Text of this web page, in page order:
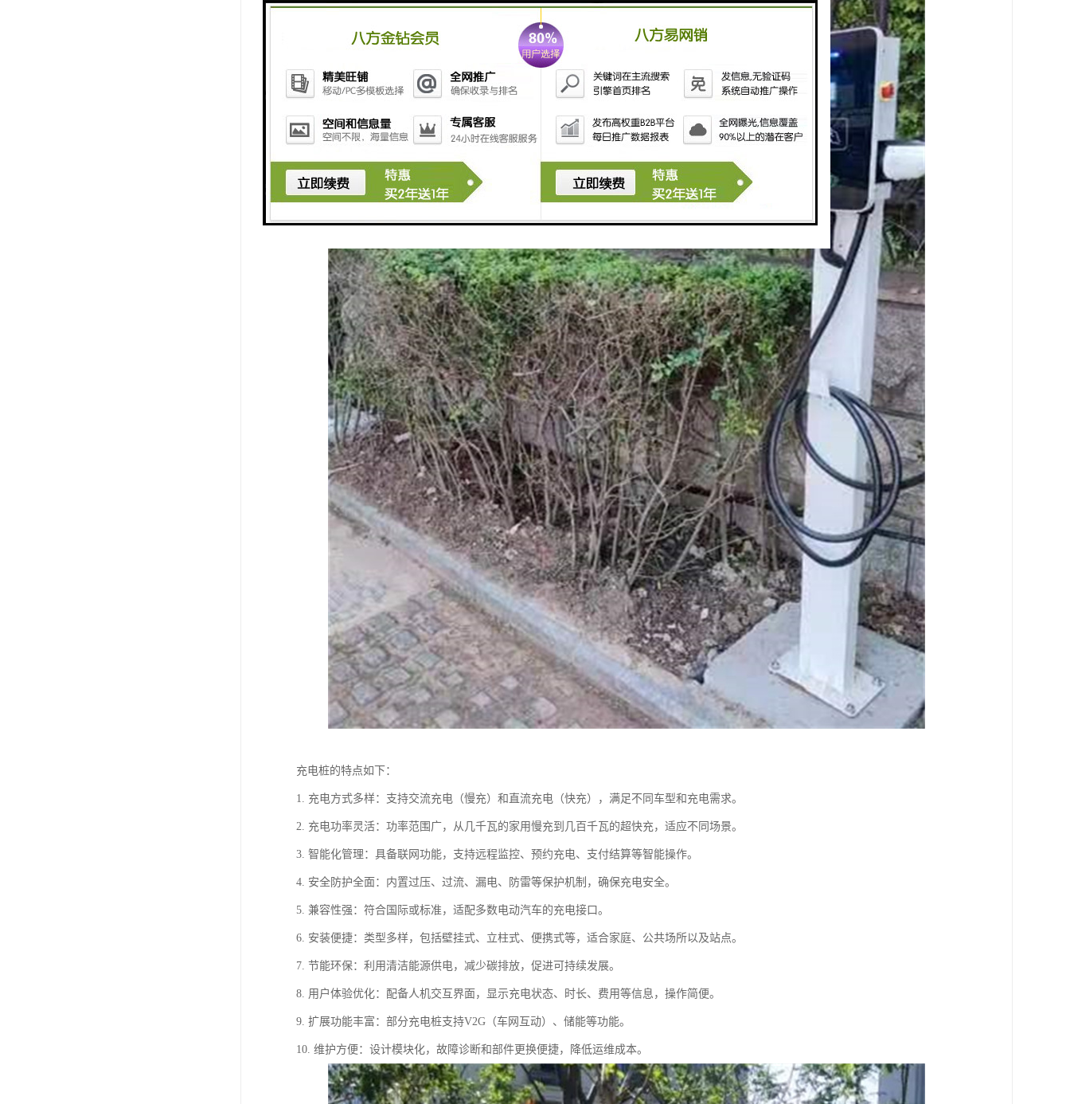
充电桩的特点如下：
1. 充电方式多样：支持交流充电（慢充）和直流充电（快充），满足不同车型和充电需求。
2. 充电功率灵活：功率范围广，从几千瓦的家用慢充到几百千瓦的超快充，适应不同场景。
3. 智能化管理：具备联网功能，支持远程监控、预约充电、支付结算等智能操作。
4. 安全防护全面：内置过压、过流、漏电、防雷等保护机制，确保充电安全。
5. 兼容性强：符合国际或标准，适配多数电动汽车的充电接口。
6. 安装便捷：类型多样，包括壁挂式、立柱式、便携式等，适合家庭、公共场所以及站点。
7. 节能环保：利用清洁能源供电，减少碳排放，促进可持续发展。
8. 用户体验优化：配备人机交互界面，显示充电状态、时长、费用等信息，操作简便。
9. 扩展功能丰富：部分充电桩支持V2G（车网互动）、储能等功能。
10. 维护方便：设计模块化，故障诊断和部件更换便捷，降低运维成本。